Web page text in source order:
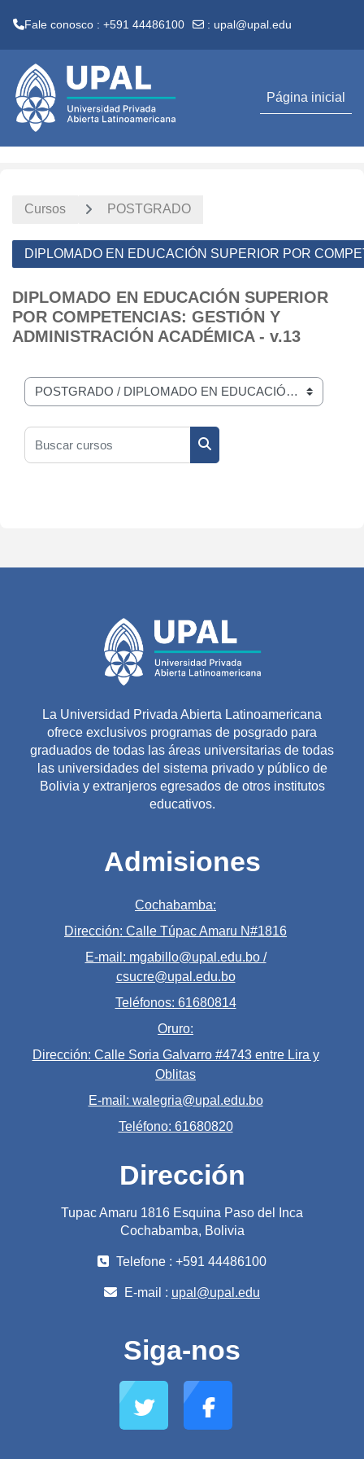
Fale conosco : +591 44486100 : upal@upal.edu
Página inicial
Cursos POSTGRADO
DIPLOMADO EN EDUCACIÓN SUPERIOR POR
DIPLOMADO EN EDUCACIÓN SUPERIOR
POR COMPETENCIAS: GESTIÓN Y
ADMINISTRACIÓN ACADÉMICA - v.13
Categorias de Cursos
Buscar cursos
Buscar cursos
La Universidad Privada Abierta Latinoamericana
ofrece exclusivos programas de posgrado para
graduados de todas las áreas universitarias de todas
las universidades del sistema privado y público de
Bolivia y extranjeros egresados de otros institutos
educativos.
Admisiones
Cochabamba:
Dirección: Calle Túpac Amaru N#1816
E-mail: mgabillo@upal.edu.bo /
csucre@upal.edu.bo
Teléfonos: 61680814
Oruro:
Dirección: Calle Soria Galvarro #4743 entre Lira y
Oblitas
E-mail: walegria@upal.edu.bo
Teléfono: 61680820
Dirección
Tupac Amaru 1816 Esquina Paso del Inca
Cochabamba, Bolivia
Telefone : +591 44486100
E-mail : upal@upal.edu
Siga-nos